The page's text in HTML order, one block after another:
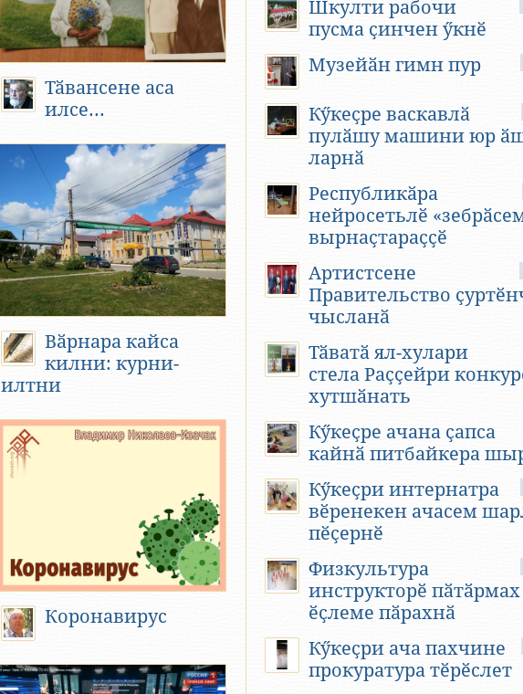
Тӑвансене аса
илсе...
Вӑрнара кайса
килни: курни-
илтни
Коронавирус
Шкулти рабочи
пусма ҫинчен ӳкнӗ
Музейӑн гимн пур
Кӳкеҫре васкавлӑ
пулӑшу машини юр
ларнӑ
Республикӑра
нейросетьлӗ
вырнаҫтараҫҫӗ
Артистсене
Правительство
чысланӑ
Тӑватӑ ял-хулари
стела Раҫҫейри
хутшӑнать
Кӳкеҫре ачана ҫапса
кайнӑ питбайкера
Кӳкеҫри интернатра
вӗренекен ачасем
пӗҫернӗ
Физкультура
инструкторӗ
ӗҫлеме пӑрахнӑ
Кӳкеҫри ача пахчине
прокуратура тӗрӗслет